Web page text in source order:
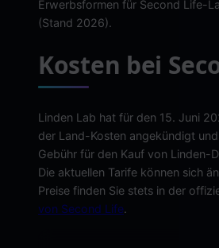
Erwerbsformen für Second Life-
(Stand 2026).
Kosten bei
Linden Lab hat für den 15. Juni
der Land-Kosten angekündigt
Gebühr für den Kauf von Linden-
Die aktuellen Tarife können sich
Preise finden Sie stets in der
von Second Life.